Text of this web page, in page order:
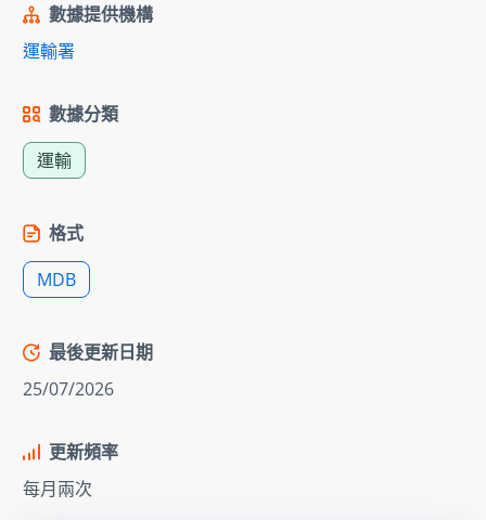
數據提供機構
運輸署
數據分類
運輸
格式
MDB
最後更新日期
25/07/2026
更新頻率
每月兩次